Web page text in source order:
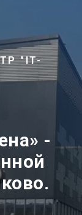
"IT-
-